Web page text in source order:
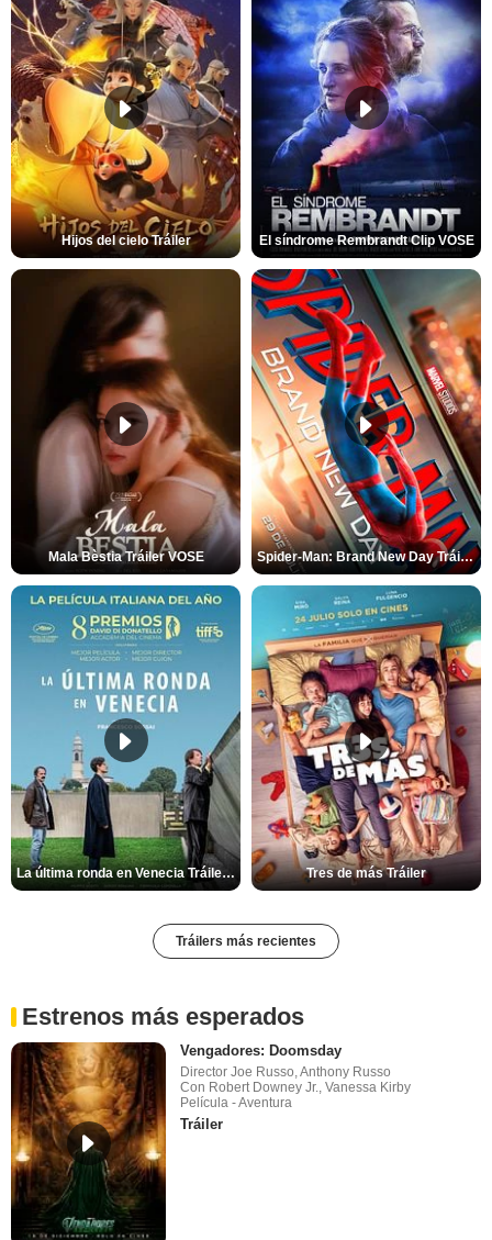
Hijos del cielo Tráiler El síndrome Rembrandt Clip VOSE
Mala Bèstia Tráiler VOSE Spider-Man: Brand New Day Tráiler (3)
La última ronda en Venecia Tráiler VOSE Tres de más Tráiler
Tráilers más recientes
Estrenos más esperados
Vengadores: Doomsday
Director Joe Russo, Anthony Russo
Con Robert Downey Jr., Vanessa Kirby
Película - Aventura
Tráiler